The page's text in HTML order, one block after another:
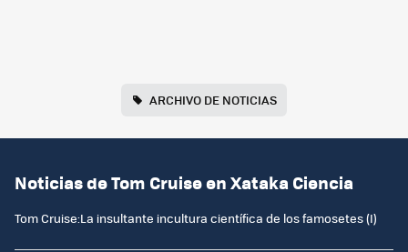
ARCHIVO DE NOTICIAS
Noticias de Tom Cruise en Xataka Ciencia
Tom Cruise:La insultante incultura científica de los famosetes (I)